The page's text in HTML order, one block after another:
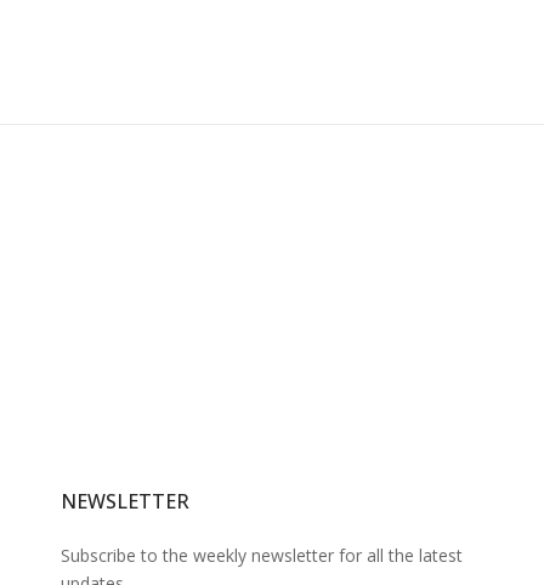
NEWSLETTER
Subscribe to the weekly newsletter for all the latest